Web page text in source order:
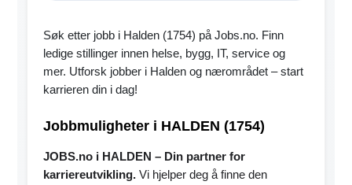
Søk etter jobb i Halden (1754) på Jobs.no. Finn
ledige stillinger innen helse, bygg, IT, service og
mer. Utforsk jobber i Halden og nærområdet – start
karrieren din i dag!
Jobbmuligheter i HALDEN (1754)
JOBS.no i HALDEN – Din partner for
karriereutvikling. Vi hjelper deg å finne den